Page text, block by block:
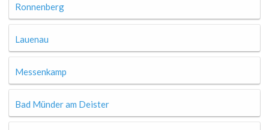
Ronnenberg
Lauenau
Messenkamp
Bad Münder am Deister